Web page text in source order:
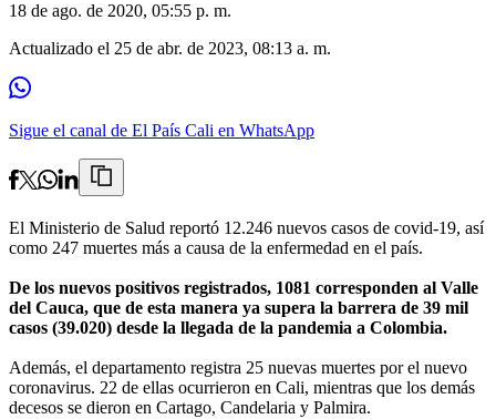
18 de ago. de 2020, 05:55 p. m.
Actualizado el 25 de abr. de 2023, 08:13 a. m.
Sigue el canal de El País Cali en WhatsApp
El Ministerio de Salud reportó 12.246 nuevos casos de covid-19, así
como 247 muertes más a causa de la enfermedad en el país.
De los nuevos positivos registrados, 1081 corresponden al Valle
del Cauca, que de esta manera ya supera la barrera de 39 mil
casos (39.020) desde la llegada de la pandemia a Colombia.
Además, el departamento registra 25 nuevas muertes por el nuevo
coronavirus. 22 de ellas ocurrieron en Cali, mientras que los demás
decesos se dieron en Cartago, Candelaria y Palmira.